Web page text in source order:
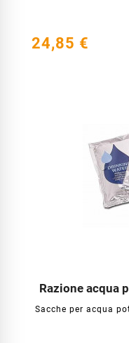
24,85 €
Razione acqua
Sacche per acqua
